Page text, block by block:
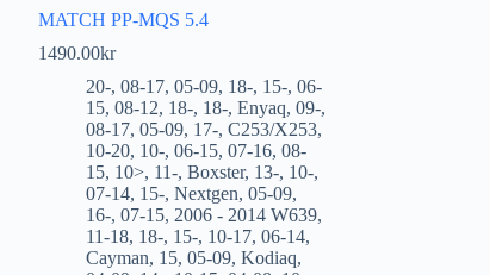
MATCH PP-MQS 5.4
1490.00kr
20-, 08-17, 05-09, 18-, 15-, 06-
15, 08-12, 18-, 18-, Enyaq, 09-,
08-17, 05-09, 17-, C253/X253,
10-20, 10-, 06-15, 07-16, 08-
15, 10>, 11-, Boxster, 13-, 10-,
07-14, 15-, Nextgen, 05-09,
16-, 07-15, 2006 - 2014 W639,
11-18, 18-, 15-, 10-17, 06-14,
Cayman, 15, 05-09, Kodiaq,